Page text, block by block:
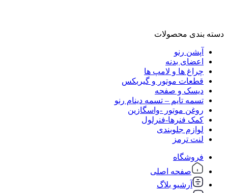
دسته‌ بندی محصولات
آپشن رنو
اعضای بدنه
چراغ ها و لامپ ها
قطعات موتور و گیربکس
دیسک و صفحه
تسمه تایم – تسمه دینام رنو
روغن موتور -واسگازین
کمک فنرها-فنرلول
لوازم جلوبندی
لنت ترمز
فروشگاه
صفحه اصلی
آرشیو بلاگ